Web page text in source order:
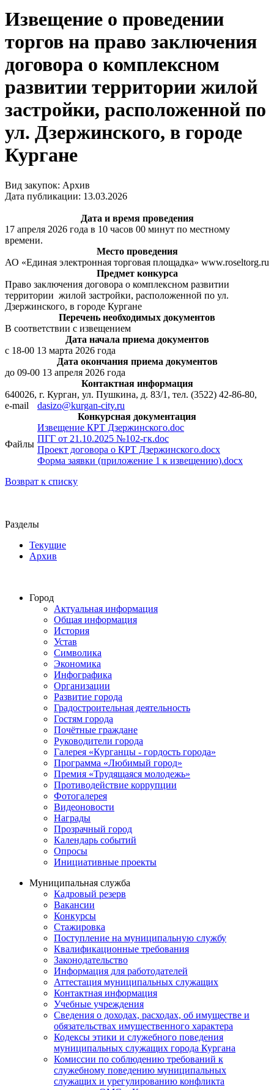
Извещение о проведении
торгов на право заключения
договора о комплексном
развитии территории жилой
застройки, расположенной по
ул. Дзержинского, в городе
Кургане
Вид закупок: Архив
Дата публикации: 13.03.2026
Дата и время проведения
17 апреля 2026 года в 10 часов 00 минут по местному
времени.
Место проведения
АО «Единая электронная торговая площадка» www.roseltorg.ru
Предмет конкурса
Право заключения договора о комплексном развитии
территории жилой застройки, расположенной по ул.
Дзержинского, в городе Кургане
Перечень необходимых документов
В соответствии с извещением
Дата начала приема документов
с 18-00 13 марта 2026 года
Дата окончания приема документов
до 09-00 13 апреля 2026 года
Контактная информация
640026, г. Курган, ул. Пушкина, д. 83/1, тел. (3522) 42-86-80,
e-mail
dasizo@kurgan-city.ru
Конкурсная документация
Файлы
Извещение КРТ Дзержинского.doc
ПГГ от 21.10.2025 №102-гк.doc
Проект договора о КРТ Дзержинского.docx
Форма заявки (приложение 1 к извещению).docx
Возврат к списку
Разделы
Текущие
Архив
Город
Актуальная информация
Общая информация
История
Устав
Символика
Экономика
Инфографика
Организации
Развитие города
Градостроительная деятельность
Гостям города
Почётные граждане
Руководители города
Галерея «Курганцы - гордость города»
Программа «Любимый город»
Премия «Трудящаяся молодежь»
Противодействие коррупции
Фотогалерея
Видеоновости
Награды
Прозрачный город
Календарь событий
Опросы
Инициативные проекты
Муниципальная служба
Кадровый резерв
Вакансии
Конкурсы
Стажировка
Поступление на муниципальную службу
Квалификационные требования
Законодательство
Информация для работодателей
Аттестация муниципальных служащих
Контактная информация
Учебные учреждения
Сведения о доходах, расходах, об имуществе и
обязательствах имущественного характера
Кодексы этики и служебного поведения
муниципальных служащих города Кургана
Комиссии по соблюдению требований к
служебному поведению муниципальных
служащих и урегулированию конфликта